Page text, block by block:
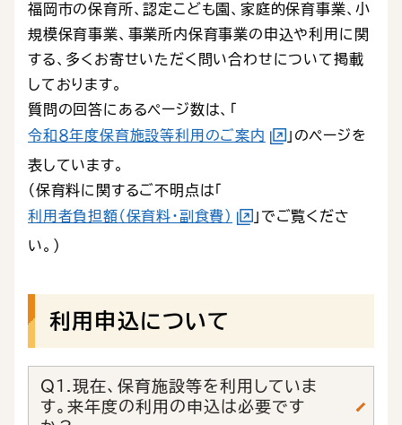
福岡市の保育所、認定こども園、家庭的保育事業、小
規模保育事業、事業所内保育事業の申込や利用に関
する、多くお寄せいただく問い合わせについて掲載
しております。
質問の回答にあるページ数は、「
令和８年度保育施設等利用のご案内
」のページを
表しています。
（保育料に関するご不明点は「
利用者負担額（保育料・副食費）
」でご覧くださ
い。）
利用申込について
Q1.現在、保育施設等を利用していま
す。来年度の利用の申込は必要です